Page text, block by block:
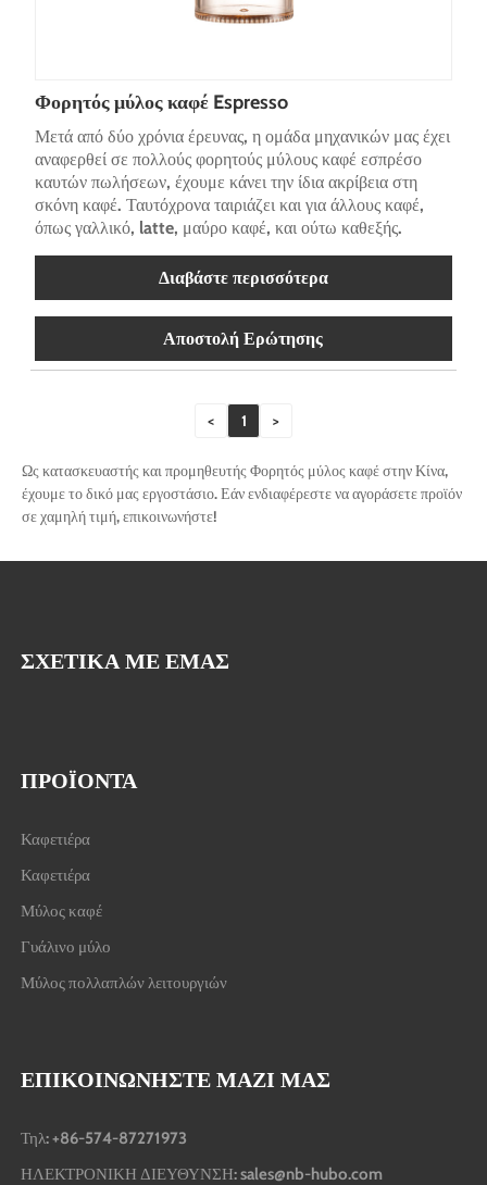
Φορητός μύλος καφέ Espresso
Μετά από δύο χρόνια έρευνας, η ομάδα μηχανικών μας έχει
αναφερθεί σε πολλούς φορητούς μύλους καφέ εσπρέσο
καυτών πωλήσεων, έχουμε κάνει την ίδια ακρίβεια στη
σκόνη καφέ. Ταυτόχρονα ταιριάζει και για άλλους καφέ,
όπως γαλλικό, latte, μαύρο καφέ, και ούτω καθεξής.
Διαβάστε περισσότερα
Αποστολή Ερώτησης
< 1 >
Ως κατασκευαστής και προμηθευτής Φορητός μύλος καφέ στην Κίνα,
έχουμε το δικό μας εργοστάσιο. Εάν ενδιαφέρεστε να αγοράσετε προϊόν
σε χαμηλή τιμή, επικοινωνήστε!
ΣΧΕΤΙΚΆ ΜΕ ΕΜΆΣ
ΠΡΟΪΌΝΤΑ
Καφετιέρα
Καφετιέρα
Μύλος καφέ
Γυάλινο μύλο
Μύλος πολλαπλών λειτουργιών
ΕΠΙΚΟΙΝΩΝΉΣΤΕ ΜΑΖΊ ΜΑΣ
Τηλ: +86-574-87271973
ΗΛΕΚΤΡΟΝΙΚΗ ΔΙΕΥΘΥΝΣΗ: sales@nb-hubo.com